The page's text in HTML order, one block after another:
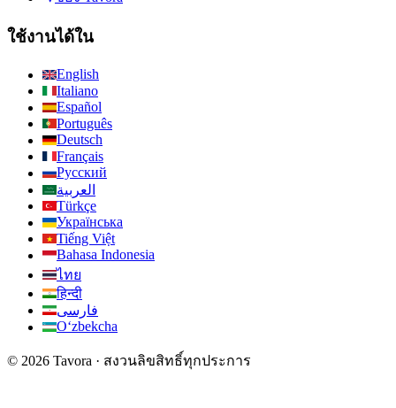
ใช้งานได้ใน
English
Italiano
Español
Português
Deutsch
Français
Русский
العربية
Türkçe
Українська
Tiếng Việt
Bahasa Indonesia
ไทย
हिन्दी
فارسی
Oʻzbekcha
© 2026 Tavora · สงวนลิขสิทธิ์ทุกประการ